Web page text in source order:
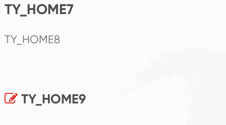
TY_HOME7
TY_HOME8
TY_HOME9